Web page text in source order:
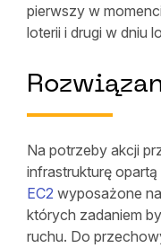
pierwszy w
loterii i drugi w dniu
Na potrzeby akcji
infrastrukturę
EC2 wyposażone
których zadaniem
ruchu. Do